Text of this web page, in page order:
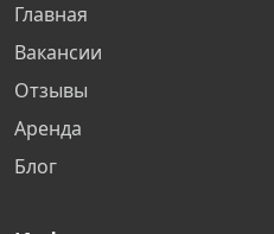
Главная
Вакансии
Отзывы
Аренда
Блог